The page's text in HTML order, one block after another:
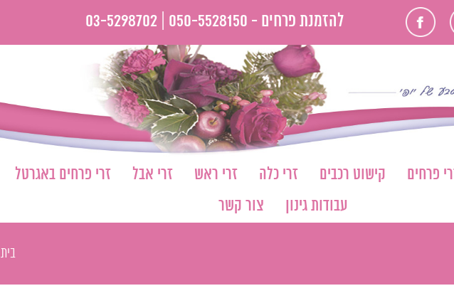
פייסבוק להזמנת פרחים - 050-5528150 |
03-5298702
פרחים קישוט רכבים זרי כלה זרי ראש זרי אבל זרי פרחים באגרטל
עבודות גינון
צור קשר
בית